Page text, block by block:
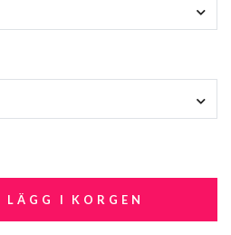
LÄGG I KORGEN